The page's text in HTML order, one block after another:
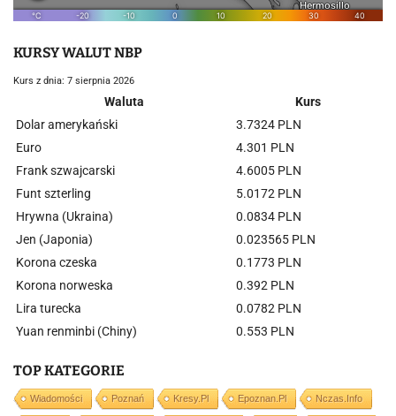
KURSY WALUT NBP
Kurs z dnia: 7 sierpnia 2026
Waluta
Kurs
Dolar amerykański
3.7324 PLN
Euro
4.301 PLN
Frank szwajcarski
4.6005 PLN
Funt szterling
5.0172 PLN
Hrywna (Ukraina)
0.0834 PLN
Jen (Japonia)
0.023565 PLN
Korona czeska
0.1773 PLN
Korona norweska
0.392 PLN
Lira turecka
0.0782 PLN
Yuan renminbi (Chiny)
0.553 PLN
TOP KATEGORIE
Wiadomości Poznań Kresy.pl Epoznan.pl Nczas.info